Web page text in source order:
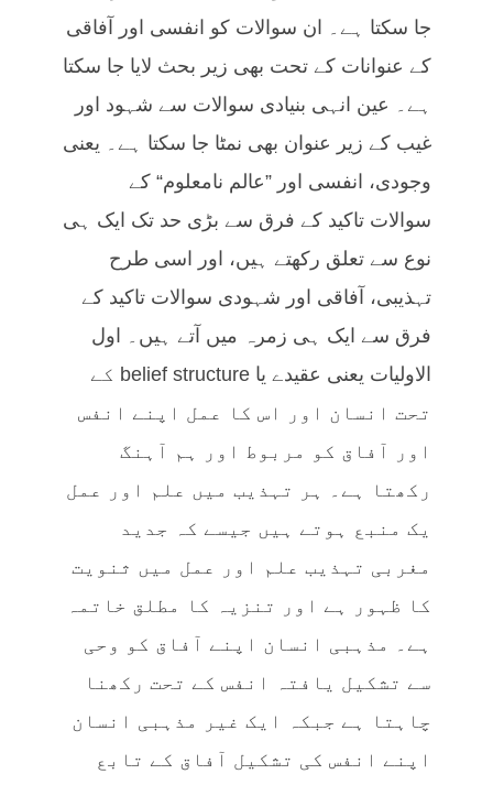
جا سکتا ہے۔ ان سوالات کو انفسی اور آفاقی
کے عنوانات کے تحت بھی زیر بحث لایا جا سکتا
ہے۔ عین انہی بنیادی سوالات سے شہود اور
غیب کے زیر عنوان بھی نمٹا جا سکتا ہے۔ یعنی
وجودی، انفسی اور ”عالم نامعلوم“ کے
سوالات تاکید کے فرق سے بڑی حد تک ایک ہی
نوع سے تعلق رکھتے ہیں، اور اسی طرح
تہذیبی، آفاقی اور شہودی سوالات تاکید کے
فرق سے ایک ہی زمرہ میں آتے ہیں۔ اول
الاولیات یعنی عقیدے یا belief structure کے
تحت انسان اور اس کا عمل اپنے انفس
اور آفاق کو مربوط اور ہم آہنگ
رکھتا ہے۔ ہر تہذیب میں علم اور عمل
یک منبع ہوتے ہیں جیسے کہ جدید
مغربی تہذیب علم اور عمل میں ثنویت
کا ظہور ہے اور تنزیہ کا مطلق خاتمہ
ہے۔ مذہبی انسان اپنے آفاق کو وحی
سے تشکیل یافتہ انفس کے تحت رکھنا
چاہتا ہے جبکہ ایک غیر مذہبی انسان
اپنے انفس کی تشکیل آفاق کے تابع